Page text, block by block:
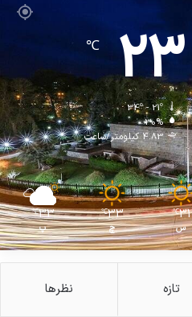
23
℃
34º - 21º
30%
4.83 کیلومتر/ساعت
31
℃
س
33
℃
چ
33
℃
پ
تازه نظرها